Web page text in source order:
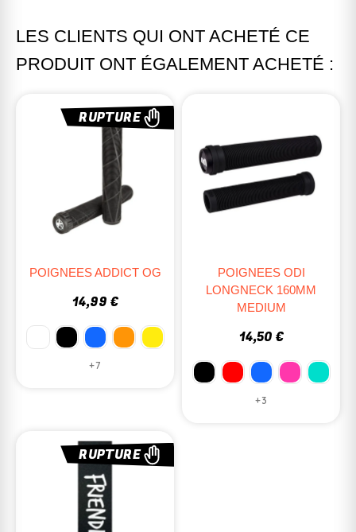
LES CLIENTS QUI ONT ACHETÉ CE
PRODUIT ONT ÉGALEMENT ACHETÉ :
RUPTURE
POIGNEES ADDICT OG
14,99 €
+7
POIGNEES ODI
LONGNECK 160MM
MEDIUM
14,50 €
+3
RUPTURE